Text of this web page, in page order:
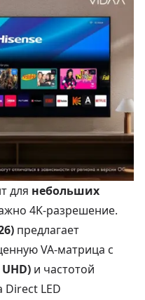
для небольших
4K-разрешение.
предлагает
VA-матрица с
и частотой
Direct LED